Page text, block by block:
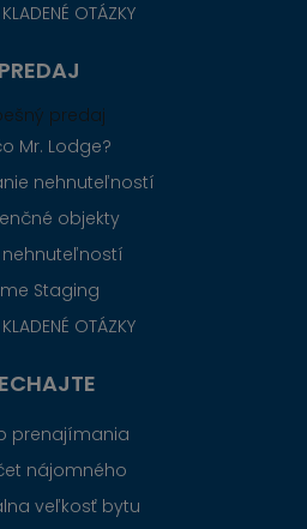
OTÁZKY
PREDAJ
predaj
Mr. Lodge?
nehnuteľností
objekty
nehnuteľností
Staging
OTÁZKY
prenajímania
nájomného
veľkosť bytu